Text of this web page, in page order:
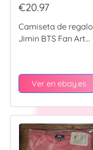
€20.97
Camiseta de regalo
Jimin BTS Fan Art
Ver en ebay.es